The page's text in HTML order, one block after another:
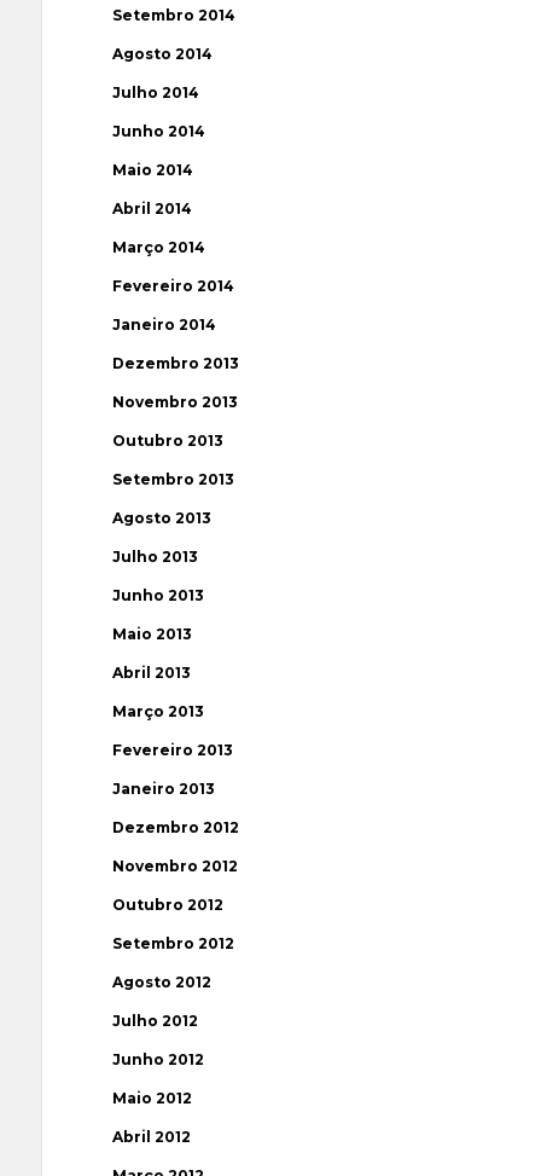
Setembro 2014
Agosto 2014
Julho 2014
Junho 2014
Maio 2014
Abril 2014
Março 2014
Fevereiro 2014
Janeiro 2014
Dezembro 2013
Novembro 2013
Outubro 2013
Setembro 2013
Agosto 2013
Julho 2013
Junho 2013
Maio 2013
Abril 2013
Março 2013
Fevereiro 2013
Janeiro 2013
Dezembro 2012
Novembro 2012
Outubro 2012
Setembro 2012
Agosto 2012
Julho 2012
Junho 2012
Maio 2012
Abril 2012